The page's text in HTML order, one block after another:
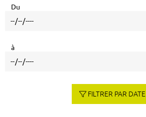
Du
à
FILTRER PAR DATE